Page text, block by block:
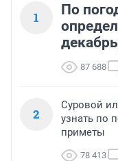
1
По
87 688
2
Суровой
узнать по
приметы
78 413